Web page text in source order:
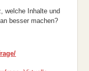
welche Inhalte und
besser machen?